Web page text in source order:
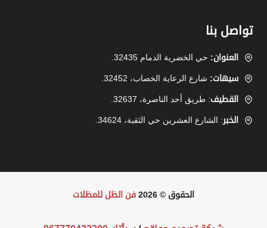
تواصل بنا
العنوان: حي الخضرية الدمام 32435.
سيهات: شارع الرعاية الخصاب، ‎.32452
القطيف: طريق أحد الناصرة، ‎32637.
الخبر: الشارع العشرين حي الثقبة، 34624.
الحقوق © 2026 فن الظل للمظلات